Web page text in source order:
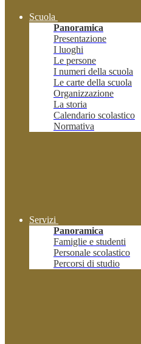
Scuola
Panoramica
Presentazione
I luoghi
Le persone
I numeri della scuola
Le carte della scuola
Organizzazione
La storia
Calendario scolastico
Normativa
Servizi
Panoramica
Famiglie e studenti
Personale scolastico
Percorsi di studio